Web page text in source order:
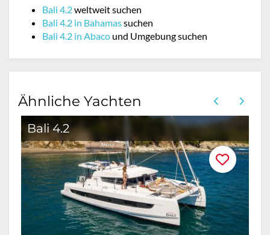
Bali 4.2weltweit suchen
Bali 4.2 in Bahamassuchen
Bali 4.2 in Abaco und Umgebung suchen
Ähnliche Yachten
Bali 4.2